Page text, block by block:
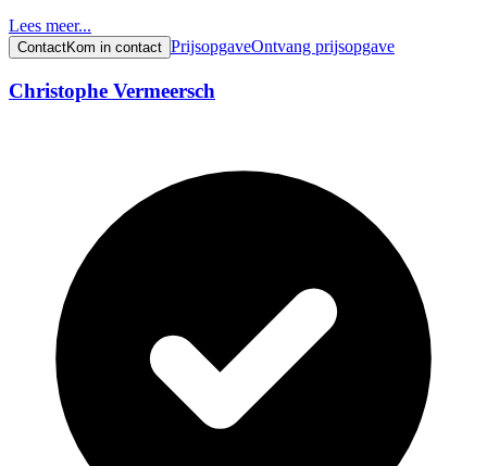
Lees meer...
ContactKom in contact PrijsopgaveOntvang prijsopgave
Christophe Vermeersch